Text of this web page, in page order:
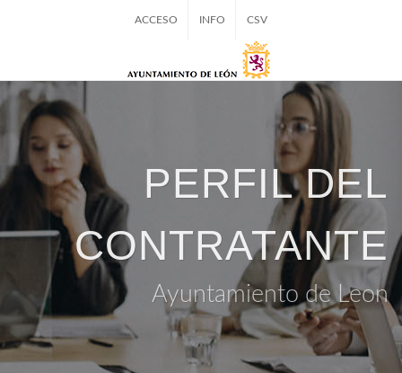
ACCESO INFO CSV
PERFIL DEL
CONTRATANTE
Ayuntamiento de Leon